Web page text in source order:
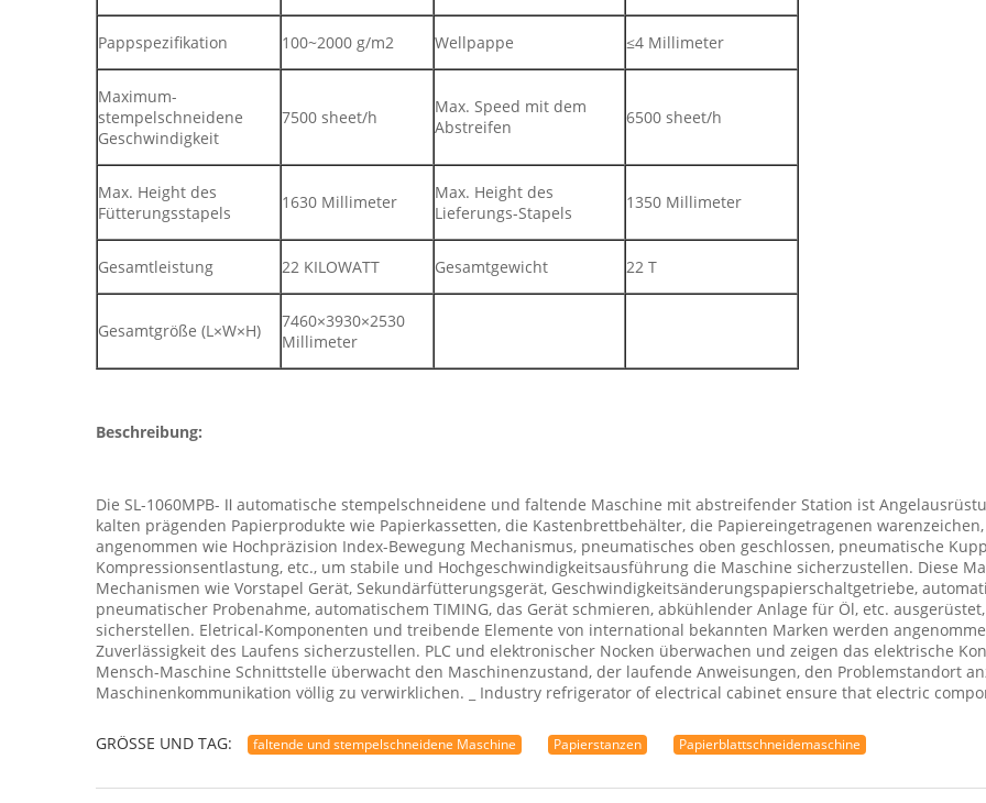
Pappspezifikation 100~2000 g/m2 Wellpappe ≤4 Millimeter
Maximum-
stempelschneidene
Geschwindigkeit
7500 sheet/h
Max. Speed mit dem
Abstreifen
6500 sheet/h
Max. Height des
Fütterungsstapels
1630 Millimeter
Max. Height des
Lieferungs-Stapels
1350 Millimeter
Gesamtleistung 22 KILOWATT Gesamtgewicht 22 T
Gesamtgröße (L×W×H)
7460×3930×2530
Millimeter
Beschreibung:
Die SL-1060MPB- Ⅱ automatische stempelschneidene und faltende Maschine mit abstreifender Station ist
kalten prägenden Papierprodukte wie Papierkassetten, die Kastenbrettbehälter, die Papiereingetragenen
angenommen wie Hochpräzision Index-Bewegung Mechanismus, pneumatisches oben geschlossen, pneumatische
Kompressionsentlastung, etc., um stabile und Hochgeschwindigkeitsausführung die Maschine sicherzustellen. Diese
Mechanismen wie Vorstapel Gerät, Sekundärfütterungsgerät, Geschwindigkeitsänderungspapierschaltgetriebe,
pneumatischer Probenahme, automatischem TIMING, das Gerät schmieren, abkühlender Anlage für Öl, etc.
sicherstellen. Eletrical-Komponenten und treibende Elemente von international bekannten Marken werden
Zuverlässigkeit des Laufens sicherzustellen. PLC und elektronischer Nocken überwachen und zeigen das elektrische
Mensch-Maschine Schnittstelle überwacht den Maschinenzustand, der laufende Anweisungen, den Problemstandort
Maschinenkommunikation völlig zu verwirklichen. _ Industry refrigerator of electrical cabinet ensure that electric
GRÖSSE UND TAG: faltende und stempelschneidene Maschine Papierstanzen Papierblattschneidemaschine